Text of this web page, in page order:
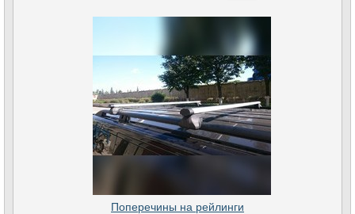
Поперечины на рейлинги